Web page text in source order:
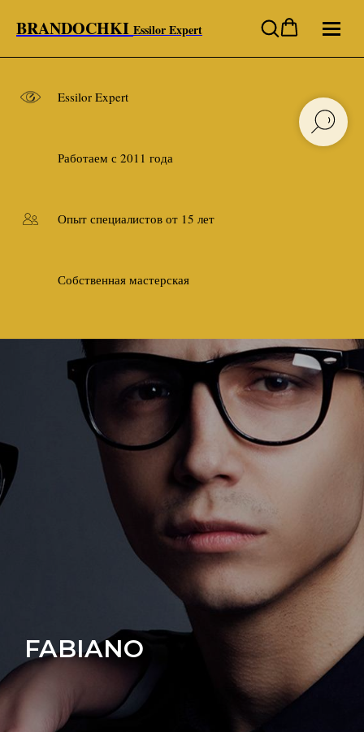
BRANDOCHKI Essilor Expert
Essilor Expert
Работаем с 2011 года
Опыт специалистов от 15 лет
Собственная мастерская
FABIANO